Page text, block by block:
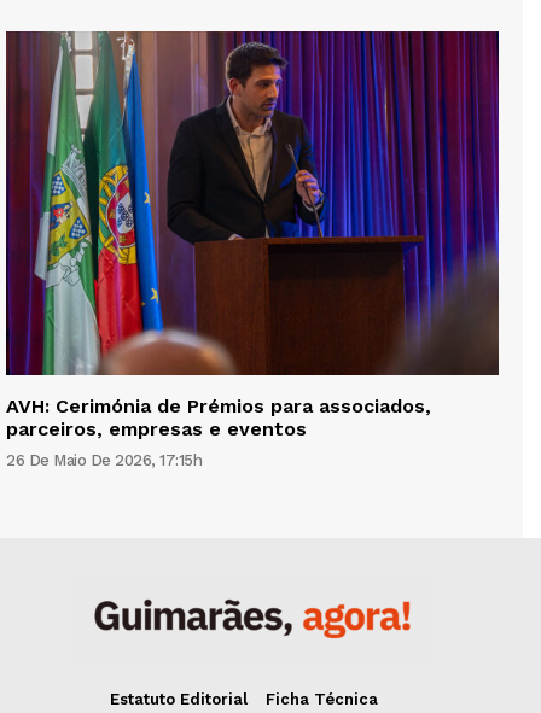
AVH: Cerimónia de Prémios para associados,
parceiros, empresas e eventos
26 De Maio De 2026, 17:15h
Estatuto Editorial
Ficha Técnica